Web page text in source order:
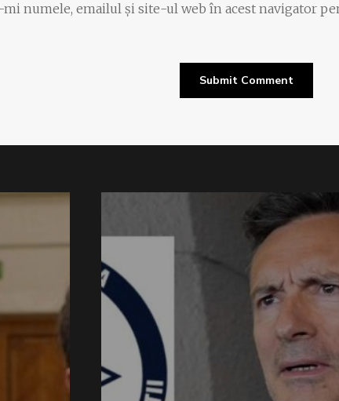
mi numele, emailul și site-ul web în acest navigator